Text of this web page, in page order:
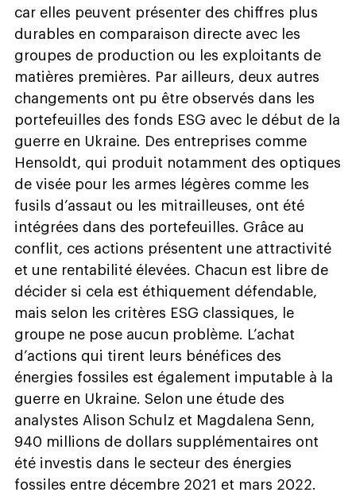
car elles peuvent présenter des chiffres plus
durables en comparaison directe avec les
groupes de production ou les exploitants de
matières premières. Par ailleurs, deux autres
changements ont pu être observés dans les
portefeuilles des fonds ESG avec le début de la
guerre en Ukraine. Des entreprises comme
Hensoldt, qui produit notamment des optiques
de visée pour les armes légères comme les
fusils d’assaut ou les mitrailleuses, ont été
intégrées dans des portefeuilles. Grâce au
conflit, ces actions présentent une attractivité
et une rentabilité élevées. Chacun est libre de
décider si cela est éthiquement défendable,
mais selon les critères ESG classiques, le
groupe ne pose aucun problème. L’achat
d’actions qui tirent leurs bénéfices des
énergies fossiles est également imputable à la
guerre en Ukraine. Selon une étude des
analystes Alison Schulz et Magdalena Senn,
940 millions de dollars supplémentaires ont
été investis dans le secteur des énergies
fossiles entre décembre 2021 et mars 2022.